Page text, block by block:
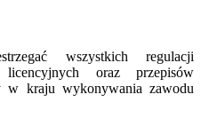
wszystkich regulacji
licencyjnych oraz przepisów
w kraju wykonywania zawodu